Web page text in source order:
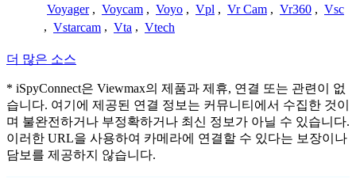
Voyager , Voycam , Voyo , Vpl , Vr Cam , Vr360 , Vsc
, Vstarcam , Vta , Vtech
더 많은 소스
* iSpyConnect은 Viewmax의 제품과 제휴, 연결 또는 관련이 없
습니다. 여기에 제공된 연결 정보는 커뮤니티에서 수집한 것이
며 불완전하거나 부정확하거나 최신 정보가 아닐 수 있습니다.
이러한 URL을 사용하여 카메라에 연결할 수 있다는 보장이나
담보를 제공하지 않습니다.